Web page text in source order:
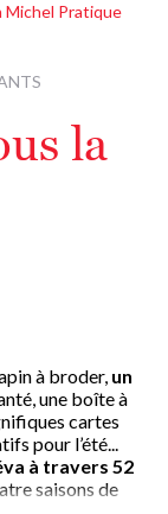
Michel Pratique
la
à broder, un
une boîte à
cartes
pour l’été...
à travers 52
saisons de